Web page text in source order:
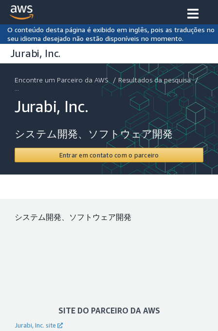
O conteúdo desta página é exibido em inglês, pois as traduções no
seu idioma desejado não estão disponíveis no momento.
Jurabi, Inc.
Encontre um Parceiro da AWS / Resultados da pesquisa /
Jurabi, Inc.
システム開発、ソフトウェア開発
Entrar em contato com o parceiro
システム開発、ソフトウェア開発
SITE DO PARCEIRO DA AWS
Jurabi, Inc. site